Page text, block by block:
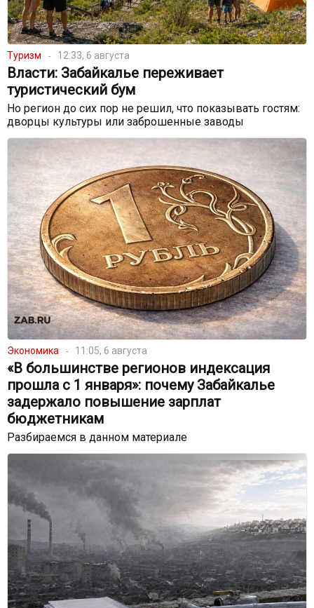
Туризм 12:33, 6 августа
Власти: Забайкалье переживает
туристический бум
Но регион до сих пор не решил, что показывать гостям:
дворцы культуры или заброшенные заводы
Экономика 11:05, 6 августа
«В большинстве регионов индексация
прошла с 1 января»: почему Забайкалье
задержало повышение зарплат
бюджетникам
Разбираемся в данном материале